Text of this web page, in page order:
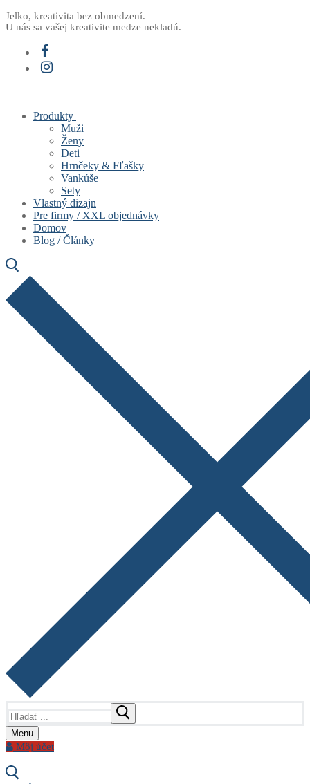
Preskočiť
na
Menu
Zavrieť
Jelko, kreativita bez obmedzení.
U nás sa vašej kreativite medze nekladú.
Produkty
Muži
Ženy
Deti
Hrnčeky & Fľašky
Vankúše
Sety
Vlastný dizajn
Pre firmy / XXL objednávky
Domov
Blog / Články
Menu
Môj účet